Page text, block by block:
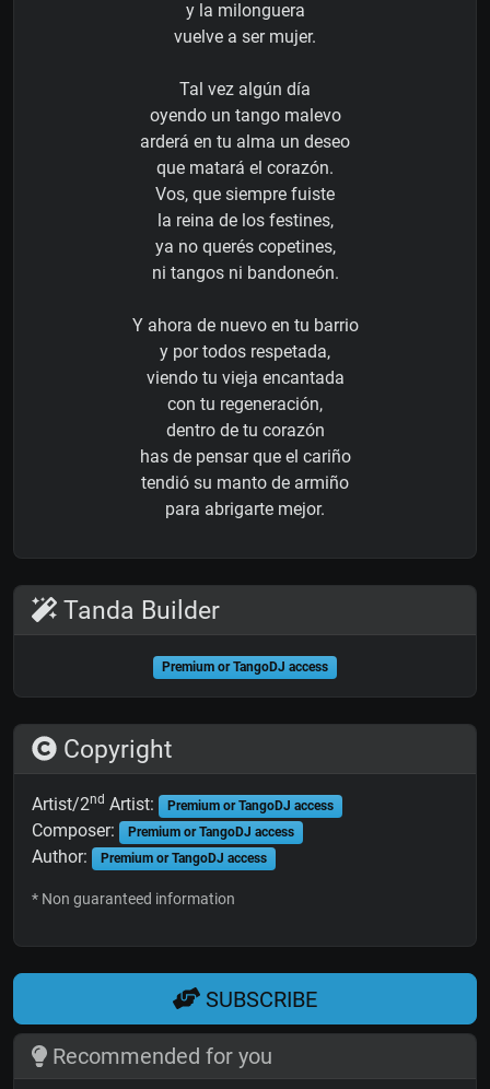
y la milonguera
vuelve a ser mujer.
Tal vez algún día
oyendo un tango malevo
arderá en tu alma un deseo
que matará el corazón.
Vos, que siempre fuiste
la reina de los festines,
ya no querés copetines,
ni tangos ni bandoneón.
Y ahora de nuevo en tu barrio
y por todos respetada,
viendo tu vieja encantada
con tu regeneración,
dentro de tu corazón
has de pensar que el cariño
tendió su manto de armiño
para abrigarte mejor.
Tanda Builder
Premium or TangoDJ access
Copyright
Artist/2nd Artist: Premium or TangoDJ access
Composer: Premium or TangoDJ access
Author: Premium or TangoDJ access
* Non guaranteed information
SUBSCRIBE
Recommended for you